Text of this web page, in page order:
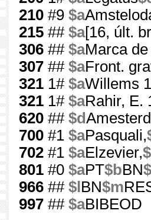
210 #9 $a
215 ## $a[16, últ.
306 ## $aMarca
307 ## $aFront.
321 1# $aWillems
321 1# $aRahir, E.
620 ## $d
700 #1 $aPasquali,
702 #1 $aElzevier,
801 #0 $aPT$bBN
966 ## $l BN$m
997 ## $aBIBEOD